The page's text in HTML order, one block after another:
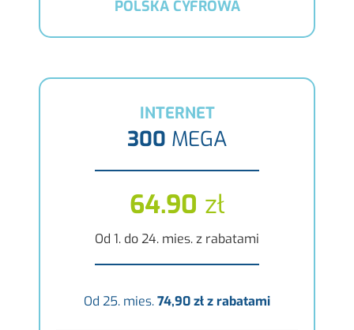
POLSKA CYFROWA
INTERNET
300 MEGA
64.90 zł
Od 1. do 24. mies. z rabatami
Od 25. mies.74,90 zł z rabatami